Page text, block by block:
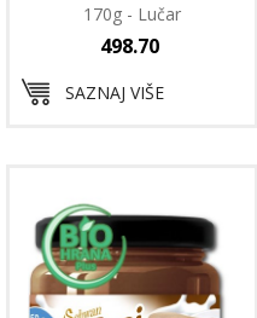
170g - Lučar
498.70
SAZNAJ VIŠE